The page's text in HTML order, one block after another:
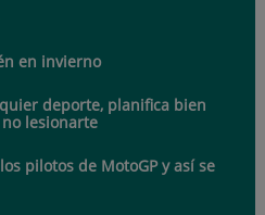
en invierno
deporte, planifica bien
lesionarte
pilotos de MotoGP y así se